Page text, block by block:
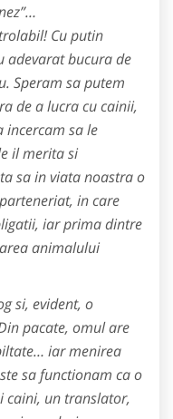
Cu putin
adevarat bucura de
Speram sa putem
de a lucra cu cainii,
incercam sa le
il merita si
sa in viata noastra o
in care
iar prima dintre
animalului
si, evident, o
pacate, omul are
iar menirea
sa functionam ca o
caini, un translator,